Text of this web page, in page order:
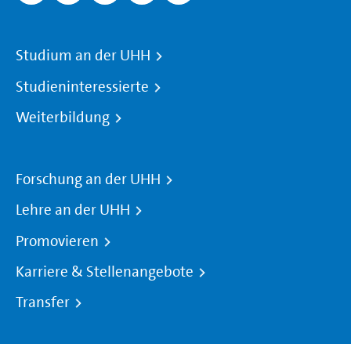
Studium an der UHH
Studieninteressierte
Weiterbildung
Forschung an der UHH
Lehre an der UHH
Promovieren
Karriere & Stellenangebote
Transfer